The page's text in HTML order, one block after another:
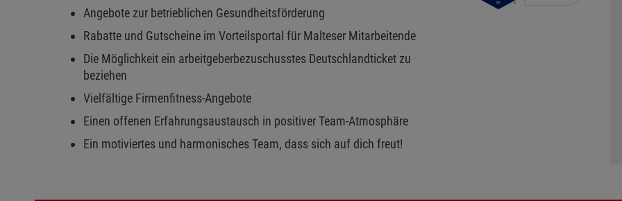
Angebote zur betrieblichen Gesundheitsförderung
Rabatte und Gutscheine im Vorteilsportal für Malteser Mitarbeitende
Die Möglichkeit ein arbeitgeberbezuschusstes Deutschlandticket zu
beziehen
Vielfältige Firmenfitness-Angebote
Einen offenen Erfahrungsaustausch in positiver Team-Atmosphäre
Ein motiviertes und harmonisches Team, dass sich auf dich freut!